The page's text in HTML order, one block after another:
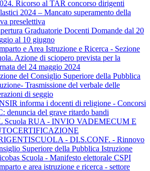
Ricorso al TAR concorso dirigenti
2024 – Mancato superamento della
preselettiva
Graduatorie Docenti Domande dal 20
al 10 giugno
e Area Istruzione e Ricerca - Sezione
Azione di sciopero prevista per la
del 24 maggio 2024
del Consiglio Superiore della Pubblica
Trasmissione del verbale delle
di seggio
informa i docenti di religione - Concorsi
denuncia del grave ritardo bandi
Scuola RUA - INVIO VADEMECUM E
- DI.S.CONF. - Rinnovo
Superiore della Pubblica Istruzione
Scuola - Manifesto elettorale CSPI
e area istruzione e ricerca - settore